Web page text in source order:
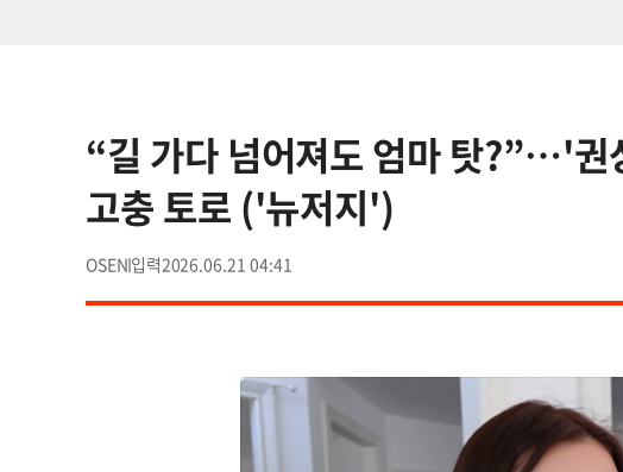
“길 가다 넘어져도 엄마 탓?”…'
고충 토로 ('뉴저지')
OSEN 2026.06.21 04:41